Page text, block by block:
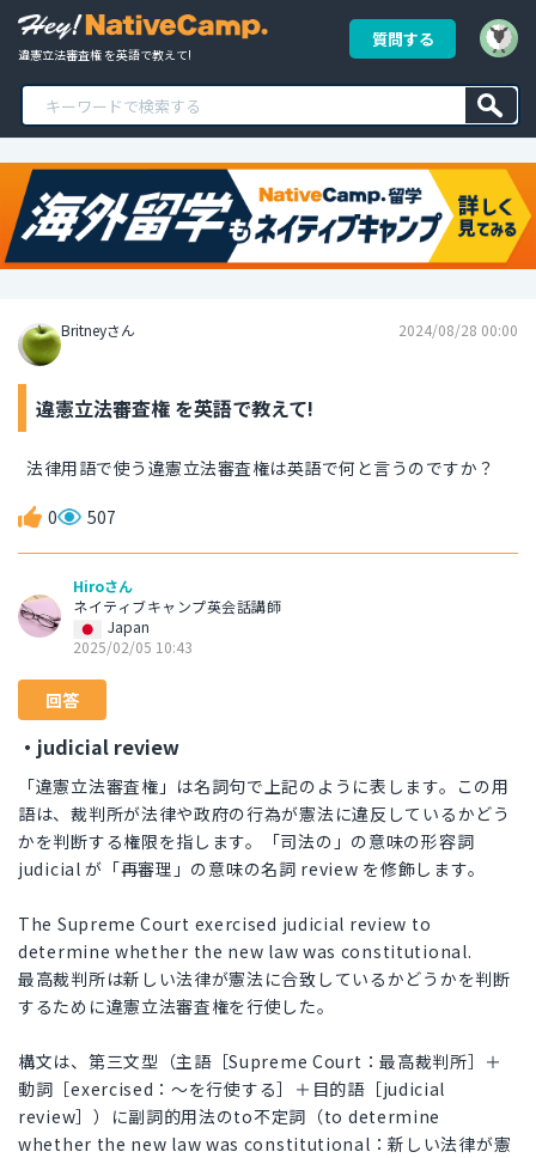
違憲立法審査権 を英語で教えて!
質問する
Britneyさん 2024/08/28 00:00
違憲立法審査権 を英語で教えて!
法律用語で使う違憲立法審査権は英語で何と言うのですか？
0 507
Hiroさん
ネイティブキャンプ英会話講師
Japan
2025/02/05 10:43
回答
・judicial review
「違憲立法審査権」は名詞句で上記のように表します。この用
語は、裁判所が法律や政府の行為が憲法に違反しているかどう
かを判断する権限を指します。「司法の」の意味の形容詞
judicial が「再審理」の意味の名詞 review を修飾します。
The Supreme Court exercised judicial review to
determine whether the new law was constitutional.
最高裁判所は新しい法律が憲法に合致しているかどうかを判断
するために違憲立法審査権を行使した。
構文は、第三文型（主語［Supreme Court：最高裁判所］＋
動詞［exercised：～を行使する］＋目的語［judicial
review］）に副詞的用法のto不定詞（to determine
whether the new law was constitutional：新しい法律が憲